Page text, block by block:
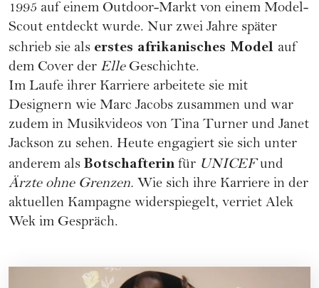
1995 auf einem Outdoor-Markt von einem Model-
Scout entdeckt wurde. Nur zwei Jahre später
schrieb sie als erstes afrikanisches Model auf
dem Cover der Elle Geschichte.
Im Laufe ihrer Karriere arbeitete sie mit
Designern wie Marc Jacobs zusammen und war
zudem in Musikvideos von Tina Turner und Janet
Jackson zu sehen. Heute engagiert sie sich unter
anderem als Botschafterin für UNICEFund
Ärzte ohne Grenzen. Wie sich ihre Karriere in der
aktuellen Kampagne widerspiegelt, verriet Alek
Wek im Gespräch.